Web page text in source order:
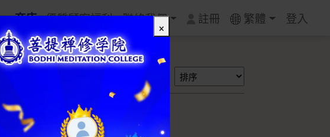
商店 優質顧客福利 聯絡我們 註冊 繁體 登入
搜尋
×